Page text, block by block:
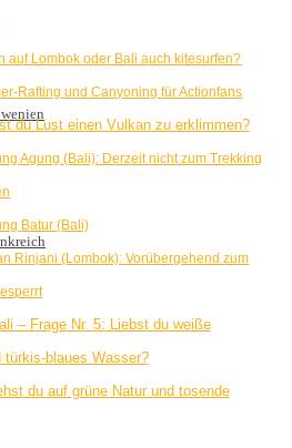
auf Lombok oder Bali auch kitesurfen?
Rafting und Canyoning für Actionfans
du Lust einen Vulkan zu erklimmen?
Agung (Bali): Derzeit nicht zum Trekking
Batur (Bali)
Rinjani (Lombok): Vorübergehend zum
– Frage Nr. 5: Liebst du weiße
türkis-blaues Wasser?
du auf grüne Natur und tosende